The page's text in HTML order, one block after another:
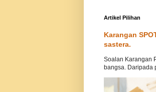
Artikel Pilihan
Karangan
sastera.
Soalan Karangan
bangsa. Daripada